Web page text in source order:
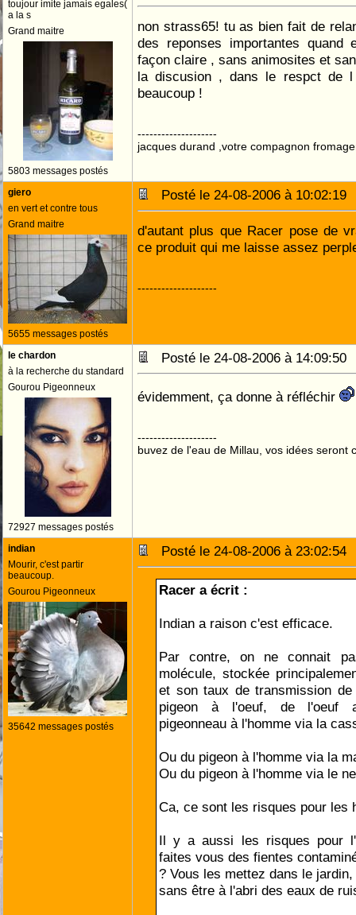
toujour imite jamais egales(
a la s
Grand maitre
5803 messages postés
non strass65! tu as bien fait de
des reponses importantes quand
façon claire , sans animosites et
la discusion , dans le respct de l
beaucoup !
--------------------
jacques durand ,votre compagnon
giero
en vert et contre tous
Grand maitre
5655 messages postés
Posté le 24-08-2006 à
d'autant plus que Racer pose de
ce produit qui me laisse assez
--------------------
le chardon
à la recherche du standard
Gourou Pigeonneux
72927 messages postés
Posté le 24-08-2006 à
évidemment, ça donne à réfléchir
--------------------
buvez de l'eau de Millau, vos idées seront
indian
Mourir, c'est partir
beaucoup.
Gourou Pigeonneux
35642 messages postés
Posté le 24-08-2006 à
Racer a écrit :
Indian a raison c'est efficace.
Par contre, on ne connait
molécule, stockée
et son taux de transmission
pigeon à l'oeuf, de l'oeuf
pigeonneau à l'homme via la
Ou du pigeon à l'homme via la
Ou du pigeon à l'homme via le
Ca, ce sont les risques pour les
Il y a aussi les risques pour
faites vous des fientes
? Vous les mettez dans le
sans être à l'abri des eaux de